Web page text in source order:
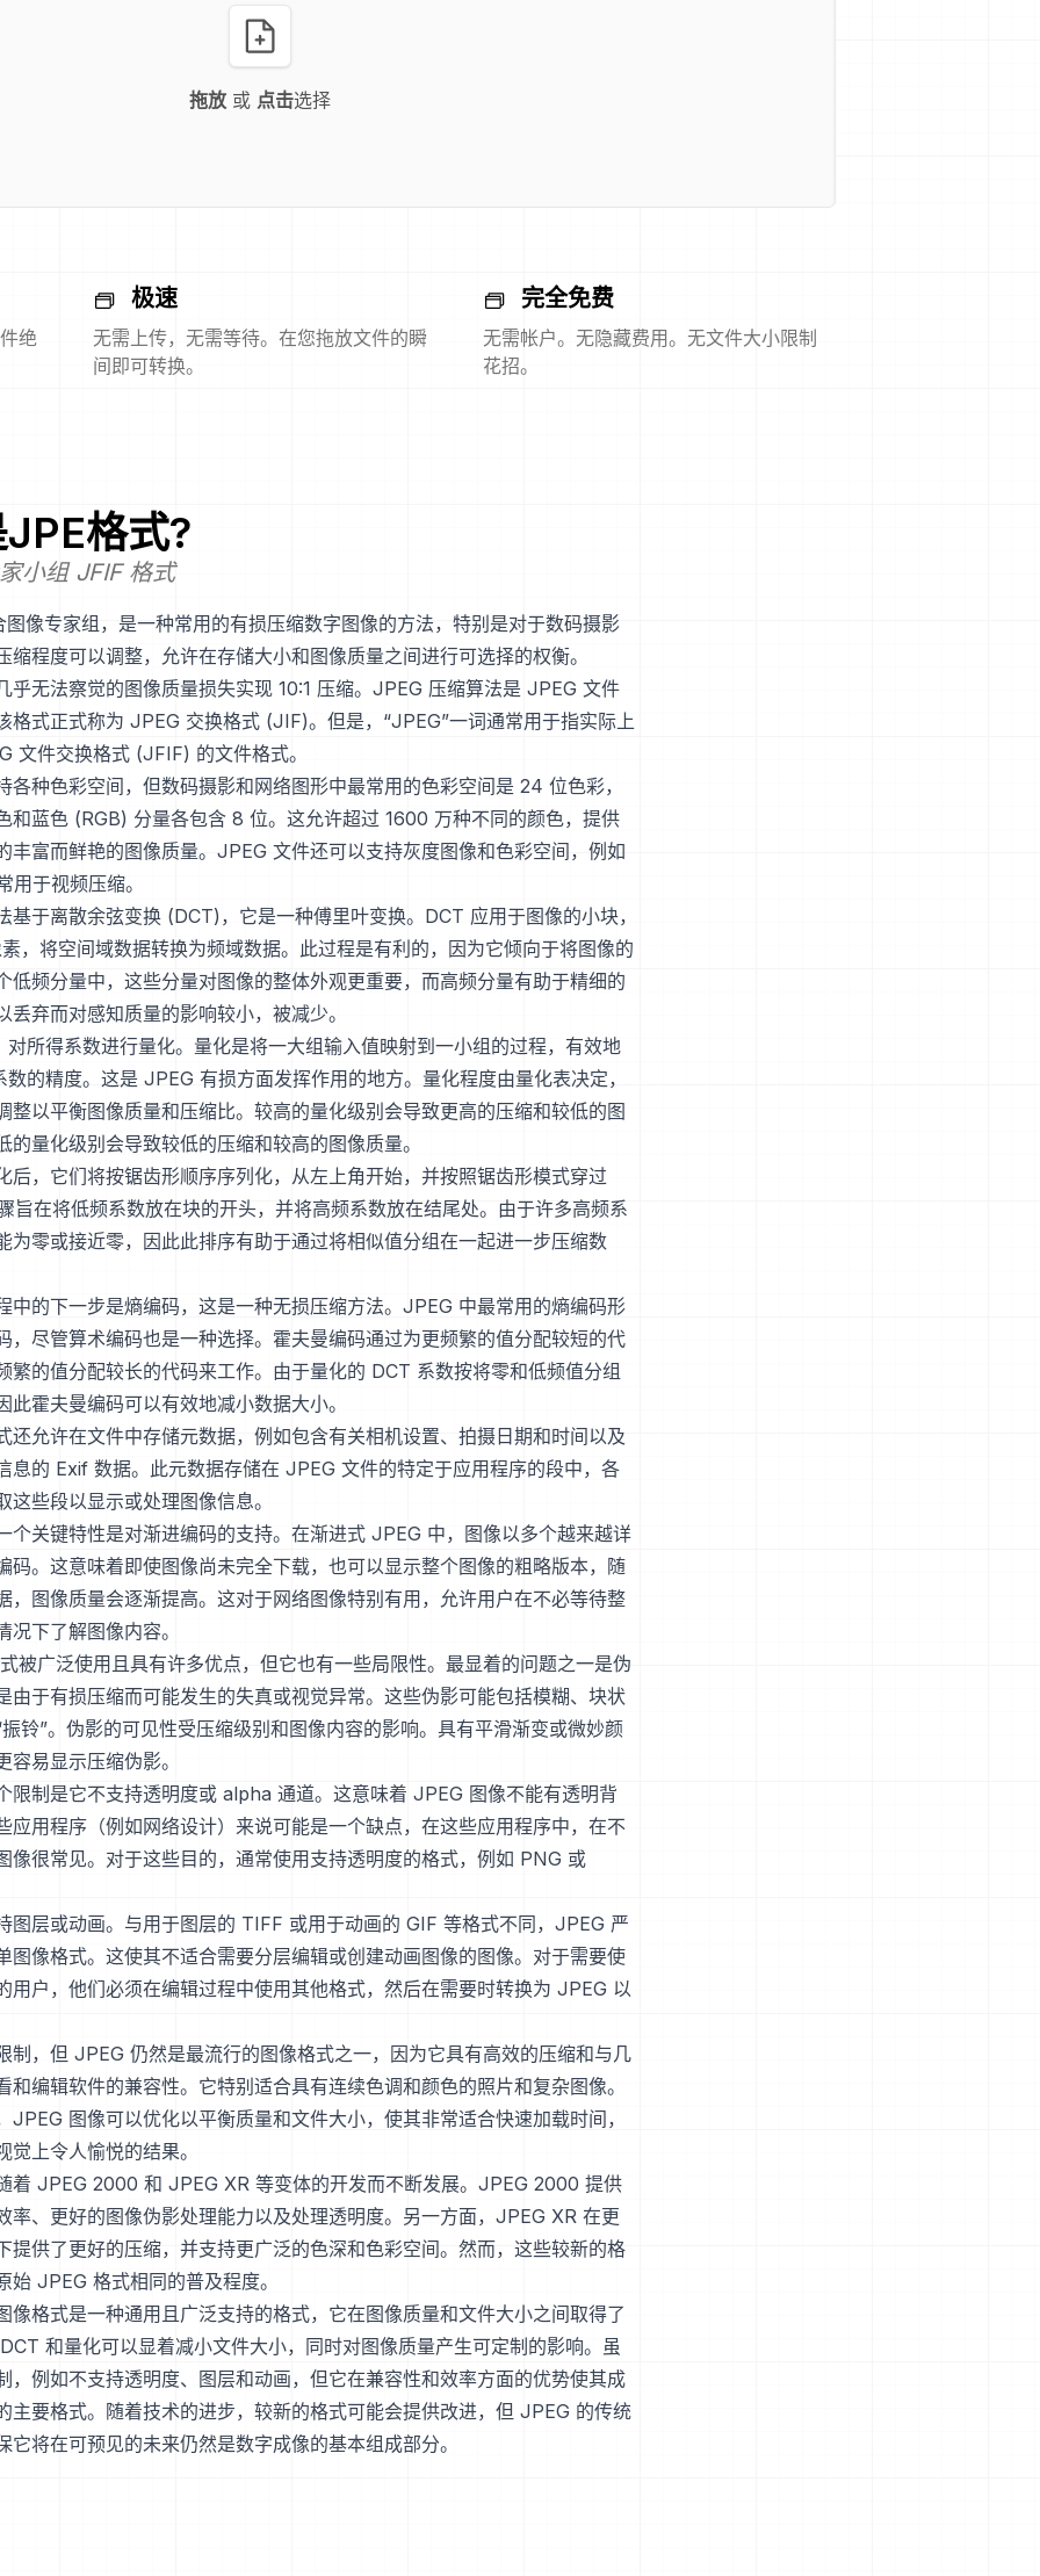
拖放 或 点击选择
绝
极速
无需上传，无需等待。在您拖放文件的瞬
间即可转换。
完全免费
无需帐户。无隐藏费用。无文件大小限制
花招。
JPE格式?
小组 JFIF 格式
像专家组，是一种常用的有损压缩数字图像的方法，特别是对于数码摄影
缩程度可以调整，允许在存储大小和图像质量之间进行可选择的权衡。
乎无法察觉的图像质量损失实现 10:1 压缩。JPEG 压缩算法是 JPEG 文件
格式正式称为 JPEG 交换格式 (JIF)。但是，“JPEG”一词通常用于指实际上
文件交换格式 (JFIF) 的文件格式。
各种色彩空间，但数码摄影和网络图形中最常用的色彩空间是 24 位色彩，
和蓝色 (RGB) 分量各包含 8 位。这允许超过 1600 万种不同的颜色，提供
丰富而鲜艳的图像质量。JPEG 文件还可以支持灰度图像和色彩空间，例如
用于视频压缩。
基于离散余弦变换 (DCT)，它是一种傅里叶变换。DCT 应用于图像的小块，
，将空间域数据转换为频域数据。此过程是有利的，因为它倾向于将图像的
低频分量中，这些分量对图像的整体外观更重要，而高频分量有助于精细的
丢弃而对感知质量的影响较小，被减少。
所得系数进行量化。量化是将一大组输入值映射到一小组的过程，有效地
的精度。这是 JPEG 有损方面发挥作用的地方。量化程度由量化表决定，
整以平衡图像质量和压缩比。较高的量化级别会导致更高的压缩和较低的图
的量化级别会导致较低的压缩和较高的图像质量。
后，它们将按锯齿形顺序序列化，从左上角开始，并按照锯齿形模式穿过
旨在将低频系数放在块的开头，并将高频系数放在结尾处。由于许多高频系
为零或接近零，因此此排序有助于通过将相似值分组在一起进一步压缩数
中的下一步是熵编码，这是一种无损压缩方法。JPEG 中最常用的熵编码形
，尽管算术编码也是一种选择。霍夫曼编码通过为更频繁的值分配较短的代
繁的值分配较长的代码来工作。由于量化的 DCT 系数按将零和低频值分组
此霍夫曼编码可以有效地减小数据大小。
还允许在文件中存储元数据，例如包含有关相机设置、拍摄日期和时间以及
息的 Exif 数据。此元数据存储在 JPEG 文件的特定于应用程序的段中，各
这些段以显示或处理图像信息。
个关键特性是对渐进编码的支持。在渐进式 JPEG 中，图像以多个越来越详
码。这意味着即使图像尚未完全下载，也可以显示整个图像的粗略版本，随
，图像质量会逐渐提高。这对于网络图像特别有用，允许用户在不必等待整
况下了解图像内容。
被广泛使用且具有许多优点，但它也有一些局限性。最显着的问题之一是伪
由于有损压缩而可能发生的失真或视觉异常。这些伪影可能包括模糊、块状
铃”。伪影的可见性受压缩级别和图像内容的影响。具有平滑渐变或微妙颜
容易显示压缩伪影。
限制是它不支持透明度或 alpha 通道。这意味着 JPEG 图像不能有透明背
应用程序（例如网络设计）来说可能是一个缺点，在这些应用程序中，在不
像很常见。对于这些目的，通常使用支持透明度的格式，例如 PNG 或
图层或动画。与用于图层的 TIFF 或用于动画的 GIF 等格式不同，JPEG 严
图像格式。这使其不适合需要分层编辑或创建动画图像的图像。对于需要使
用户，他们必须在编辑过程中使用其他格式，然后在需要时转换为 JPEG 以
制，但 JPEG 仍然是最流行的图像格式之一，因为它具有高效的压缩和与几
和编辑软件的兼容性。它特别适合具有连续色调和颜色的照片和复杂图像。
JPEG 图像可以优化以平衡质量和文件大小，使其非常适合快速加载时间，
觉上令人愉悦的结果。
着 JPEG 2000 和 JPEG XR 等变体的开发而不断发展。JPEG 2000 提供
率、更好的图像伪影处理能力以及处理透明度。另一方面，JPEG XR 在更
提供了更好的压缩，并支持更广泛的色深和色彩空间。然而，这些较新的格
始 JPEG 格式相同的普及程度。
像格式是一种通用且广泛支持的格式，它在图像质量和文件大小之间取得了
和量化可以显着减小文件大小，同时对图像质量产生可定制的影响。虽
，例如不支持透明度、图层和动画，但它在兼容性和效率方面的优势使其成
主要格式。随着技术的进步，较新的格式可能会提供改进，但 JPEG 的传统
它将在可预见的未来仍然是数字成像的基本组成部分。